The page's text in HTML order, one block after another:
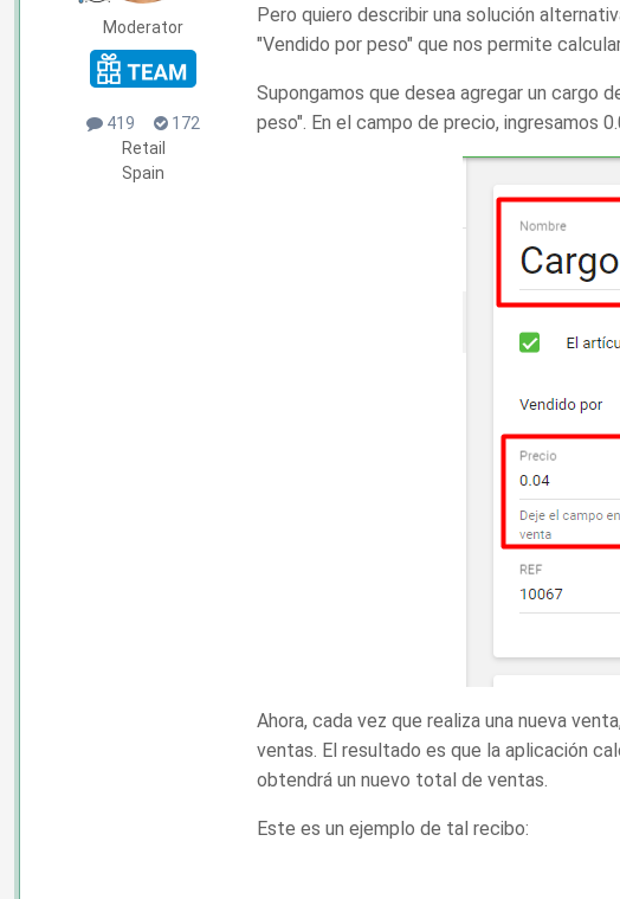
Moderator
419
172
Retail
Spain
Pero quiero describir una solución
"Vendido por peso" que nos permite
Supongamos que desea agregar un cargo
peso". En el campo de precio, ingresamos
Ahora, cada vez que realiza una nueva
ventas. El resultado es que la aplicación
obtendrá un nuevo total de ventas.
Este es un ejemplo de tal recibo: